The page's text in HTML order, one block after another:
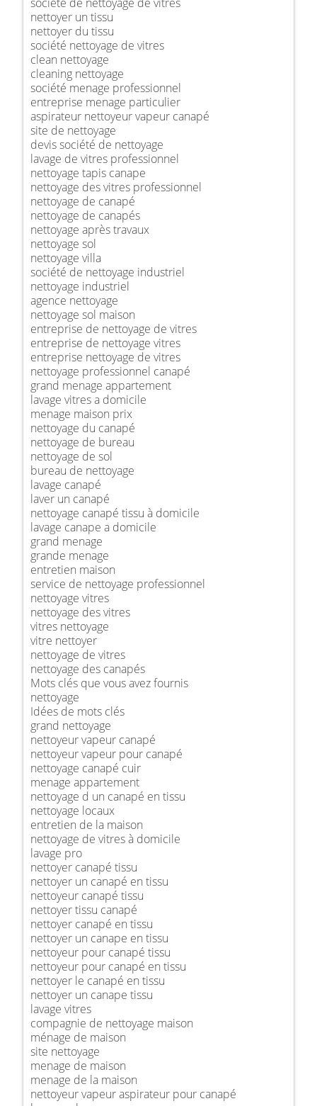
nettoyer un tissu
nettoyer du tissu
société nettoyage de vitres
clean nettoyage
cleaning nettoyage
société menage professionnel
entreprise menage particulier
aspirateur nettoyeur vapeur canapé
site de nettoyage
devis société de nettoyage
lavage de vitres professionnel
nettoyage tapis canape
nettoyage des vitres professionnel
nettoyage de canapé
nettoyage de canapés
nettoyage après travaux
nettoyage sol
nettoyage villa
société de nettoyage industriel
nettoyage industriel
agence nettoyage
nettoyage sol maison
entreprise de nettoyage de vitres
entreprise de nettoyage vitres
entreprise nettoyage de vitres
nettoyage professionnel canapé
grand menage appartement
lavage vitres a domicile
menage maison prix
nettoyage du canapé
nettoyage de bureau
nettoyage de sol
bureau de nettoyage
lavage canapé
laver un canapé
nettoyage canapé tissu à domicile
lavage canape a domicile
grand menage
grande menage
entretien maison
service de nettoyage professionnel
nettoyage vitres
nettoyage des vitres
vitres nettoyage
vitre nettoyer
nettoyage de vitres
nettoyage des canapés
Mots clés que vous avez fournis
nettoyage
Idées de mots clés
grand nettoyage
nettoyeur vapeur canapé
nettoyeur vapeur pour canapé
nettoyage canapé cuir
menage appartement
nettoyage d un canapé en tissu
nettoyage locaux
entretien de la maison
nettoyage de vitres à domicile
lavage pro
nettoyer canapé tissu
nettoyer un canapé en tissu
nettoyeur canapé tissu
nettoyer tissu canapé
nettoyer canapé en tissu
nettoyer un canape en tissu
nettoyeur pour canapé tissu
nettoyeur pour canapé en tissu
nettoyer le canapé en tissu
nettoyer un canape tissu
lavage vitres
compagnie de nettoyage maison
ménage de maison
site nettoyage
menage de maison
menage de la maison
nettoyeur vapeur aspirateur pour canapé